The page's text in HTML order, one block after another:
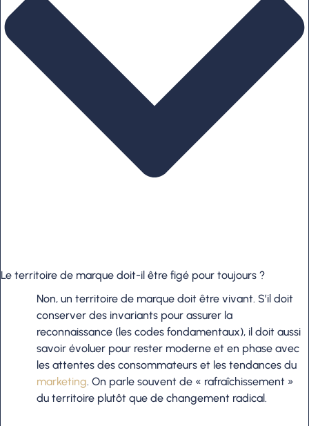
Le territoire de marque doit-il être figé pour toujours ?
Non, un territoire de marque doit être vivant. S’il doit
conserver des invariants pour assurer la
reconnaissance (les codes fondamentaux), il doit aussi
savoir évoluer pour rester moderne et en phase avec
les attentes des consommateurs et les tendances du
marketing. On parle souvent de « rafraîchissement »
du territoire plutôt que de changement radical.